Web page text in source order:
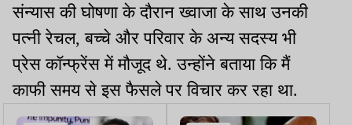
संन्यास की घोषणा के दौरान ख्वाजा के साथ उनकी
पत्नी रेचल, बच्चे और परिवार के अन्य सदस्य भी
प्रेस कॉन्फ्रेंस में मौजूद थे. उन्होंने बताया कि मैं
काफी समय से इस फैसले पर विचार कर रहा था.